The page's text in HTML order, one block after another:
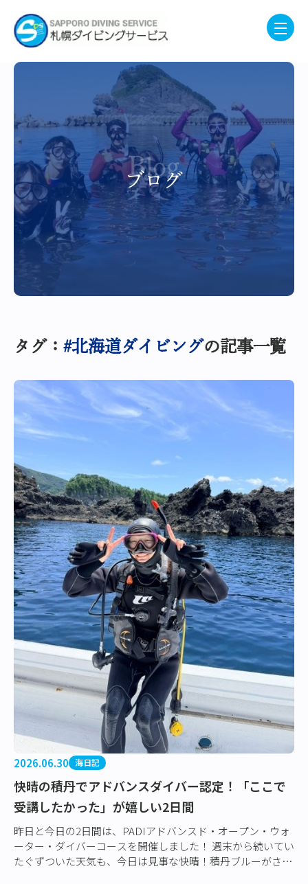
Blog
ブログ
タグ： #北海道ダイビングの記事一覧
2026.06.30 海日記
快晴の積丹でアドバンスダイバー認定！「ここで
受講したかった」が嬉しい2日間
昨日と今日の2日間は、PADIアドバンスド・オープン・ウォ
ーター・ダイバーコースを開催しました！ 週末から続いてい
たぐずついた天気も、今日は見事な快晴！積丹ブルーがさら